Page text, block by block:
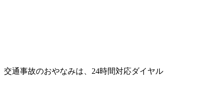
交通事故のおやなみは、24時間対応ダイヤル